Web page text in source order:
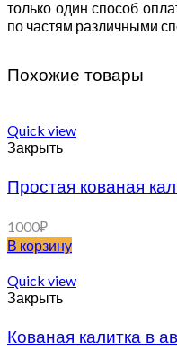
только один способ
по частям различными
Похожие товары
Quick view
Закрыть
Простая кованая
1000₽
В корзину
Quick view
Закрыть
Кованая калитка в